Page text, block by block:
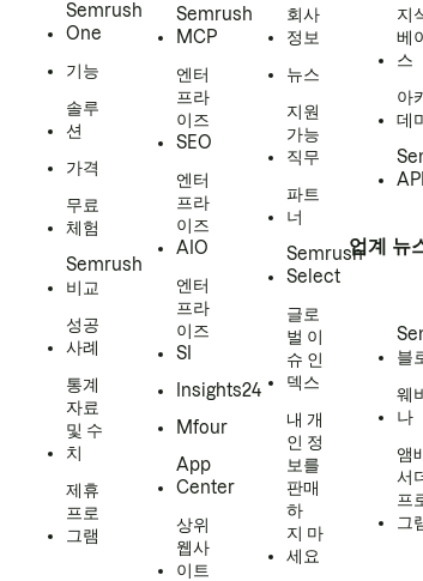
Semrush
One
기능
솔루
션
가격
무료
체험
Semrush
비교
성공
사례
통계
자료
및 수
치
제휴
프로
그램
Semrush
MCP
엔터
프라
이즈
SEO
엔터
프라
이즈
AIO
엔터
프라
이즈
SI
Insights24
Mfour
App
Center
상위
웹사
이트
회사
정보
뉴스
지원
가능
직무
파트
너
Semrush
Select
글로
벌 이
슈 인
덱스
내 개
인 정
보를
판매
하
지 마
세요
지
베
스
아
데
업계 뉴
블
웨
나
앰
서
프
그